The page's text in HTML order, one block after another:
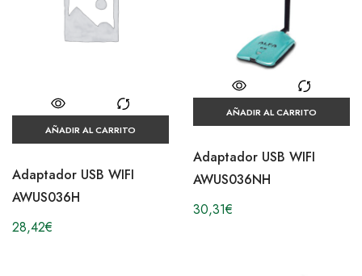
AÑADIR AL CARRITO
Adaptador USB WIFI
AWUS036H
28,42€
AÑADIR AL CARRITO
Adaptador USB WIFI
AWUS036NH
30,31€